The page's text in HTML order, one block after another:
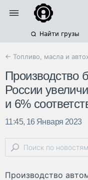
Найти грузы
← Топливо, масла и
Производство
России
и 6%
11:45, 16 Января 2023
Производство